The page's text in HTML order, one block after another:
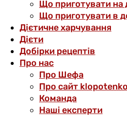
Що приготувати на
Що приготувати в
Дієтичне харчування
Дієти
Добірки рецептів
Про нас
Про Шефа
Про сайт
Команда
Наші експерти